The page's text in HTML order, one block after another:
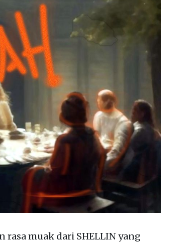
rasa muak dari SHELLIN yang